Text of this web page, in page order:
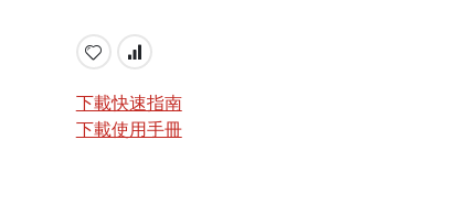
下載快速指南
下載使用手冊